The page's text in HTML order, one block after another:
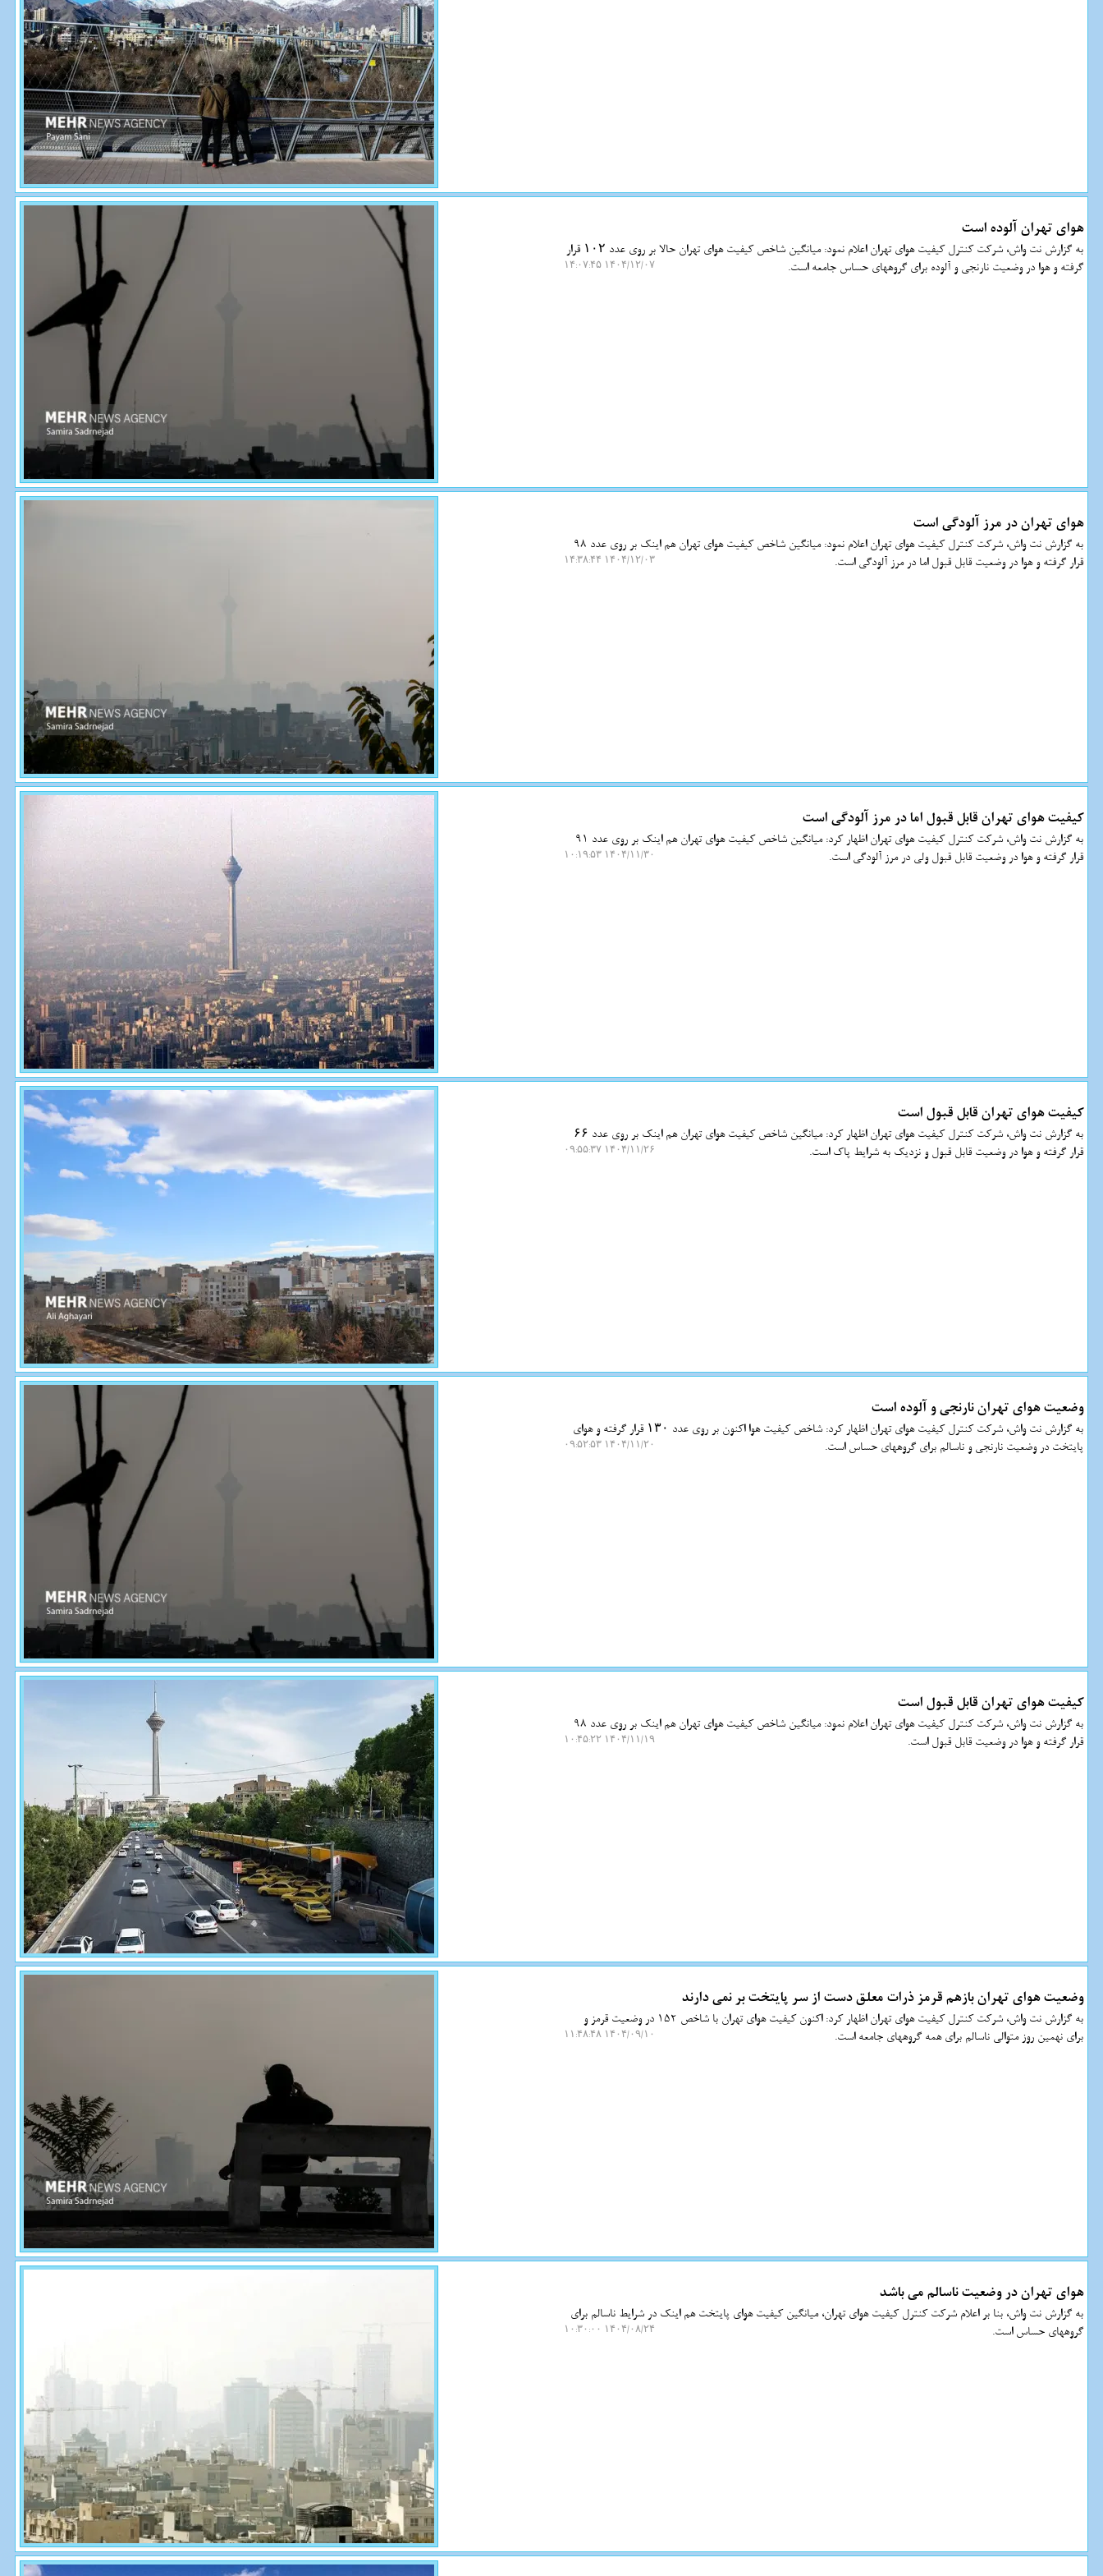
هوای تهران آلوده است
به گزارش نت واش، شرکت کنترل کیفیت هوای تهران اعلام نمود: میانگین شاخص کیفیت هوای تهران حالا بر روی عدد ۱۰۲ قرار
گرفته و هوا در وضعیت نارنجی و آلوده برای گروههای حساس جامعه است.
۱۴۰۴/۱۲/۰۷ ۱۴:۰۷:۴۵
هوای تهران در مرز آلودگی است
به گزارش نت واش، شرکت کنترل کیفیت هوای تهران اعلام نمود: میانگین شاخص کیفیت هوای تهران هم اینک بر روی عدد 98
قرار گرفته و هوا در وضعیت قابل قبول اما در مرز آلودگی است.
۱۴۰۴/۱۲/۰۳ ۱۴:۳۸:۴۴
کیفیت هوای تهران قابل قبول اما در مرز آلودگی است
به گزارش نت واش، شرکت کنترل کیفیت هوای تهران اظهار کرد: میانگین شاخص کیفیت هوای تهران هم اینک بر روی عدد 91
قرار گرفته و هوا در وضعیت قابل قبول ولی در مرز آلودگی است.
۱۴۰۴/۱۱/۳۰ ۱۰:۱۹:۵۳
کیفیت هوای تهران قابل قبول است
به گزارش نت واش، شرکت کنترل کیفیت هوای تهران اظهار کرد: میانگین شاخص کیفیت هوای تهران هم اینک بر روی عدد ۶۶
قرار گرفته و هوا در وضعیت قابل قبول و نزدیک به شرایط پاک است.
۱۴۰۴/۱۱/۲۶ ۰۹:۵۵:۳۷
وضعیت هوای تهران نارنجی و آلوده است
به گزارش نت واش، شرکت کنترل کیفیت هوای تهران اظهار کرد: شاخص کیفیت هوا اکنون بر روی عدد ۱۳۰ قرار گرفته و هوای
پایتخت در وضعیت نارنجی و ناسالم برای گروههای حساس است.
۱۴۰۴/۱۱/۲۰ ۰۹:۵۲:۵۳
کیفیت هوای تهران قابل قبول است
به گزارش نت واش، شرکت کنترل کیفیت هوای تهران اعلام نمود: میانگین شاخص کیفیت هوای تهران هم اینک بر روی عدد 98
قرار گرفته و هوا در وضعیت قابل قبول است.
۱۴۰۴/۱۱/۱۹ ۱۰:۴۵:۲۲
وضعیت هوای تهران بازهم قرمز ذرات معلق دست از سر پایتخت بر نمی دارند
به گزارش نت واش، شرکت کنترل کیفیت هوای تهران اظهار کرد: اکنون کیفیت هوای تهران با شاخص 152 در وضعیت قرمز و
برای نهمین روز متوالی ناسالم برای همه گروههای جامعه است.
۱۴۰۴/۰۹/۱۰ ۱۱:۴۸:۴۸
هوای تهران در وضعیت ناسالم می باشد
به گزارش نت واش، بنا بر اعلام شرکت کنترل کیفیت هوای تهران، میانگین کیفیت هوای پایتخت هم اینک در شرایط ناسالم برای
گروههای حساس است.
۱۴۰۴/۰۸/۲۴ ۱۰:۳۰:۰۰